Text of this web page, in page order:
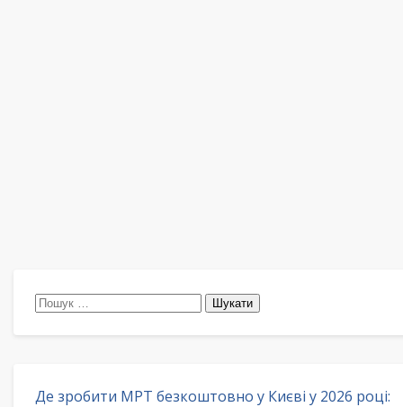
Пошук:
Де зробити МРТ безкоштовно у Києві у 2026 році: